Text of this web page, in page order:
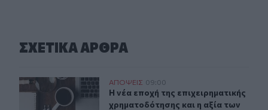
ΣΧΕΤΙΚA AΡΘΡΑ
Η νέα εποχή της επιχειρηματικής χρηματοδότησης και
ΑΠΟΨΕΙΣ 09:00
Η νέα εποχή της επιχειρηματικής
Η νέα εποχή της επιχειρηματικής
χρηματοδότησης και η αξία των